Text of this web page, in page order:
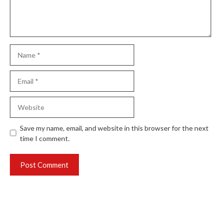
Save my name, email, and website in this browser for the next
time I comment.